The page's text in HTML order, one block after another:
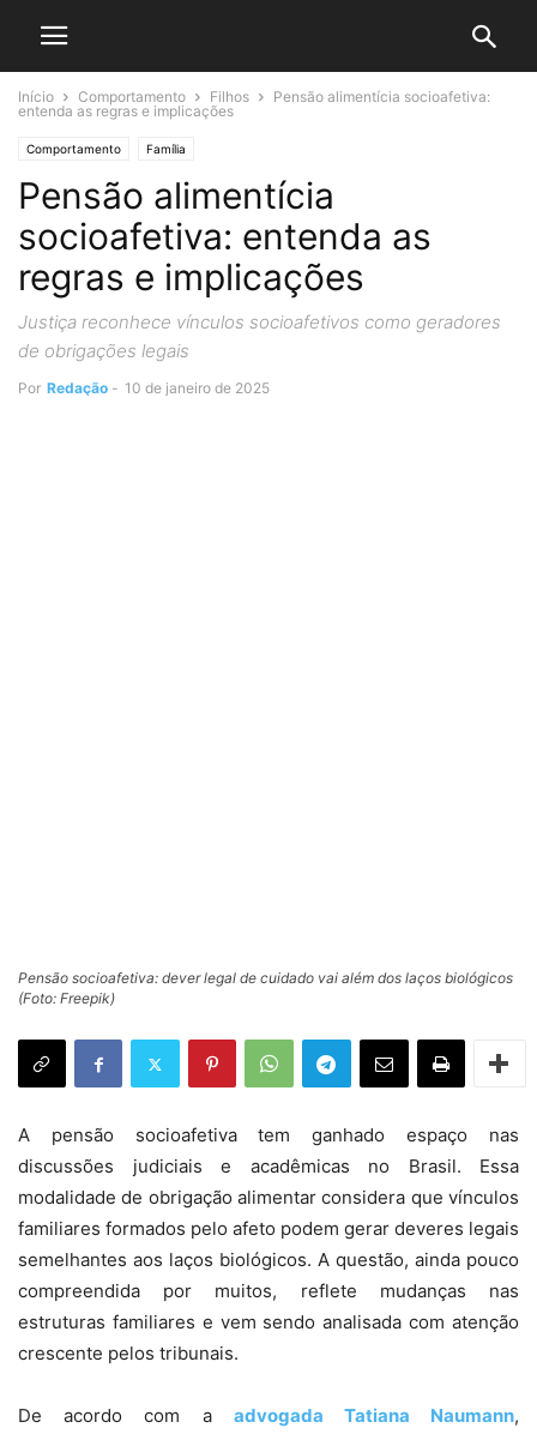
Início Comportamento Filhos
Pensão alimentícia socioafetiva:
entenda as regras e implicações
Comportamento Família
Pensão alimentícia
socioafetiva: entenda as
regras e implicações
Justiça reconhece vínculos socioafetivos como geradores
de obrigações legais
Por Redação - 10 de janeiro de 2025
Pensão socioafetiva: dever legal de cuidado vai além dos laços biológicos
(Foto: Freepik)
A pensão socioafetiva tem ganhado espaço nas
discussões judiciais e acadêmicas no Brasil. Essa
modalidade de obrigação alimentar considera que vínculos
familiares formados pelo afeto podem gerar deveres legais
semelhantes aos laços biológicos. A questão, ainda pouco
compreendida por muitos, reflete mudanças nas
estruturas familiares e vem sendo analisada com atenção
crescente pelos tribunais.
De acordo com a advogada Tatiana Naumann,